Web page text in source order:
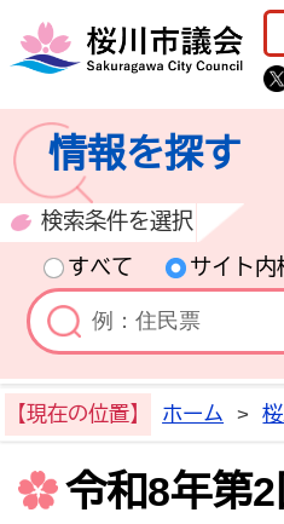
情報を探す
検索条件を選択
すべて
サイト内
【現在の位置】 ホーム >
令和8年第